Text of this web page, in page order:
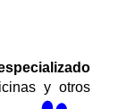
y otros